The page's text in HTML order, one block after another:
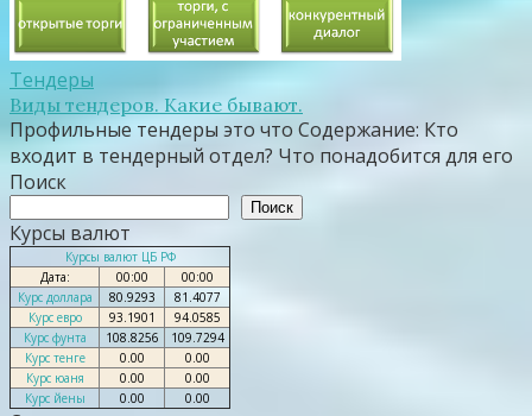
Тендеры
Виды тендеров. Какие бывают.
Профильные тендеры это что Содержание: Кто
входит в тендерный отдел? Что понадобится для его
Поиск
Поиск
Курсы валют
Курсы валют ЦБ РФ
Дата:
00:00
00:00
Курс доллара
80.9293
81.4077
Курс евро
93.1901
94.0585
Курс фунта
108.8256
109.7294
Курс тенге
0.00
0.00
Курс юаня
0.00
0.00
Курс йены
0.00 0.00